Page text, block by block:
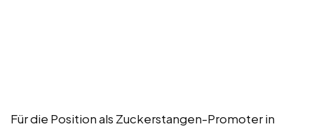
Für die Position als Zuckerstangen-Promoter in